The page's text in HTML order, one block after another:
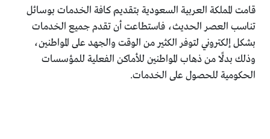
قامت المملكة العربية السعودية بتقديم كافة الخدمات بوسائل
تناسب العصر الحديث، فاستطاعت أن تقدم جميع الخدمات
بشكل إلكتروني لتوفر الكثير من الوقت والجهد على المواطنين،
وذلك بدلًا من ذهاب المواطنين للأماكن الفعلية للمؤسسات
الحكومية للحصول على الخدمات.